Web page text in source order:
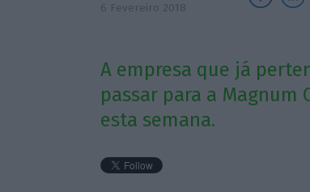
6 Fevereiro 2018
A empresa que já
passar para a Magnum
esta semana.